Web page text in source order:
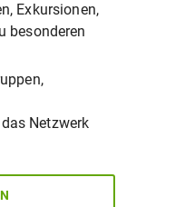
Exkursionen,
besonderen
Netzwerk